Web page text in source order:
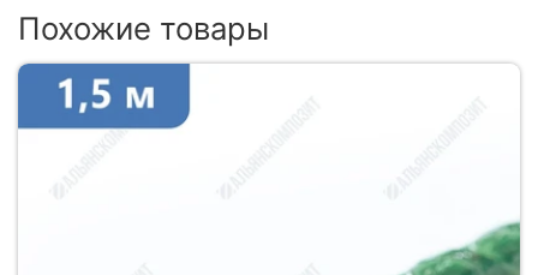
Похожие товары